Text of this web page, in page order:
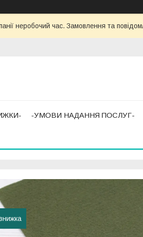
неробочий час. Замовлення та
-УМОВИ НАДАННЯ ПОСЛУГ-